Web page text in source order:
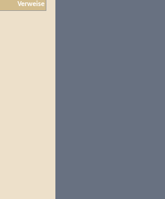
Verweise